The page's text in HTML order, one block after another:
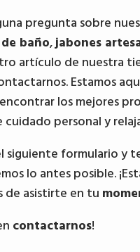
pregunta sobre
baño,jabones
artículo de nuestra
Estamos
los mejores
personal y
siguiente formulario y
lo antes posible.
de asistirte en tu
contactarnos!